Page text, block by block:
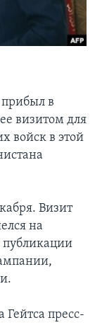
в
визитом для
войск в этой
Визит
на
публикации
пресс-